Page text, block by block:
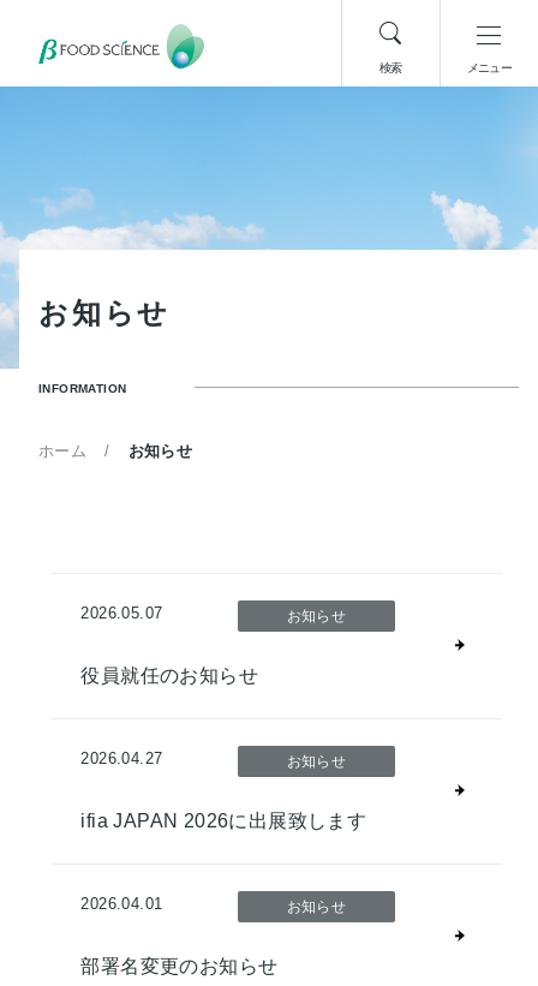
検索 メニュー
お知 らせ
INFORMATION
ホーム お知らせ
2026.05.07 お知らせ
役員就任のお知らせ
2026.04.27 お知らせ
ifia JAPAN 2026に出展致します
2026.04.01 お知らせ
部署名変更のお知らせ